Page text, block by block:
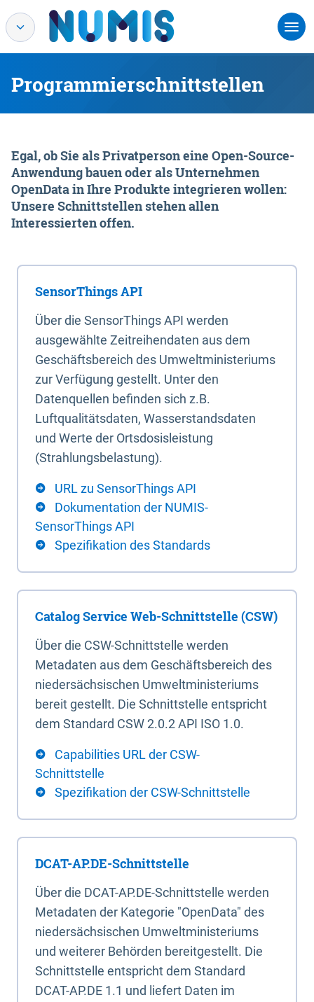
Programmierschnittstellen
Egal, ob Sie als Privatperson eine Open-Source-
Anwendung bauen oder als Unternehmen
OpenData in Ihre Produkte integrieren wollen:
Unsere Schnittstellen stehen allen
Interessierten offen.
SensorThings API
Über die SensorThings API werden
ausgewählte Zeitreihendaten aus dem
Geschäftsbereich des Umweltministeriums
zur Verfügung gestellt. Unter den
Datenquellen befinden sich z.B.
Luftqualitätsdaten, Wasserstandsdaten
und Werte der Ortsdosisleistung
(Strahlungsbelastung).
URL zu SensorThings API
Dokumentation der NUMIS-
SensorThings API
Spezifikation des Standards
Catalog Service Web-Schnittstelle (CSW)
Über die CSW-Schnittstelle werden
Metadaten aus dem Geschäftsbereich des
niedersächsischen Umweltministeriums
bereit gestellt. Die Schnittstelle entspricht
dem Standard CSW 2.0.2 API ISO 1.0.
Capabilities URL der CSW-
Schnittstelle
Spezifikation der CSW-Schnittstelle
DCAT-AP.DE-Schnittstelle
Über die DCAT-AP.DE-Schnittstelle werden
Metadaten der Kategorie "OpenData" des
niedersächsischen Umweltministeriums
und weiterer Behörden bereitgestellt. Die
Schnittstelle entspricht dem Standard
DCAT-AP.DE 1.1 und liefert Daten im